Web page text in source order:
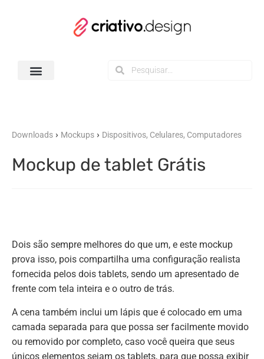
Downloads › Mockups › Dispositivos, Celulares, Computadores
Mockup de tablet Grátis
Dois são sempre melhores do que um, e este mockup
prova isso, pois compartilha uma configuração realista
fornecida pelos dois tablets, sendo um apresentado de
frente com tela inteira e o outro de trás.
A cena também inclui um lápis que é colocado em uma
camada separada para que possa ser facilmente movido
ou removido por completo, caso você queira que seus
únicos elementos sejam os tablets, para que possa exibir